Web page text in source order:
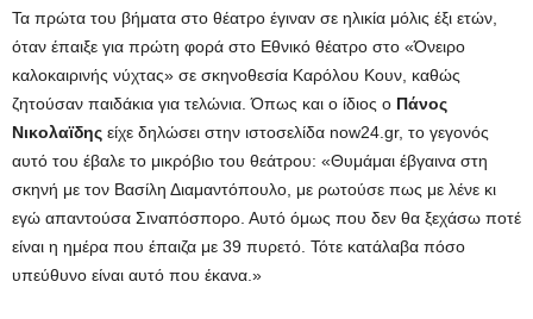
Τα πρώτα του βήματα στο θέατρο έγιναν σε ηλικία μόλις έξι ετών,
όταν έπαιξε για πρώτη φορά στο Εθνικό θέατρο στο «Όνειρο
καλοκαιρινής νύχτας» σε σκηνοθεσία Καρόλου Κουν, καθώς
ζητούσαν παιδάκια για τελώνια. Όπως και ο ίδιος ο Πάνος
Νικολαϊδης είχε δηλώσει στην ιστοσελίδα now24.gr, το γεγονός
αυτό του έβαλε το μικρόβιο του θεάτρου: «Θυμάμαι έβγαινα στη
σκηνή με τον Βασίλη Διαμαντόπουλο, με ρωτούσε πως με λένε κι
εγώ απαντούσα Σιναπόσπορο. Αυτό όμως που δεν θα ξεχάσω ποτέ
είναι η ημέρα που έπαιζα με 39 πυρετό. Τότε κατάλαβα πόσο
υπεύθυνο είναι αυτό που έκανα.»